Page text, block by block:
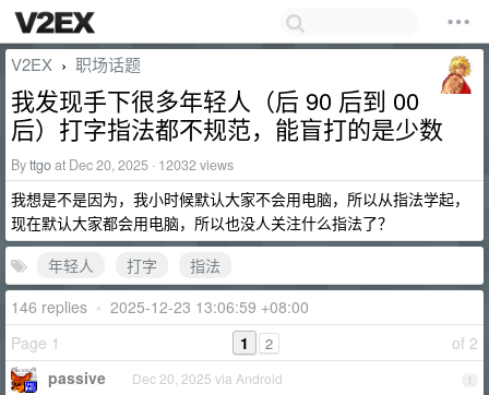
V2EX › 职场话题
我发现手下很多年轻人（后 90 后到 00
后）打字指法都不规范，能盲打的是少数
Byttgoat Dec 20, 2025 · 12032 views
我想是不是因为，我小时候默认大家不会用电脑，所以从指法学起，
现在默认大家都会用电脑，所以也没人关注什么指法了？
年轻人
打字
指法
146 replies • 2025-12-23 13:06:59 +08:00
Page 1
of 2
1 2
1
passive Dec 20, 2025 via Android